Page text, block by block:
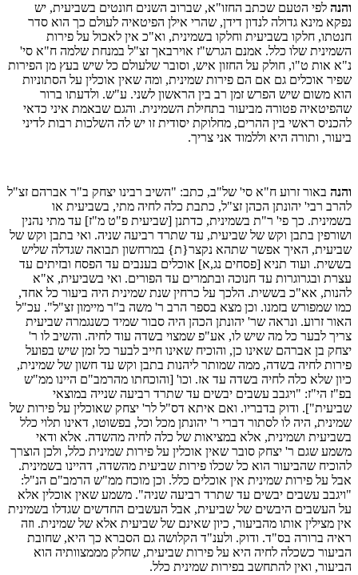
והנה לפי הטעם שכתב החזו"א, שברוב השנים חונטים בשביעית, יש
נפקא מינא גדולה לנדון דידן, שהרי אילן הפיטאיה לעולם כך הוא סדר
חנטתו, חלקו בשביעית וחלקו בשמינית, וא"כ אין לאכול על פירות
השמינית שלו כלל. אמנם הגרש"ז אוירבאך זצ"ל במנחת שלמה ח"א סי'
נ"א אות ט"ו, חולק על החזון איש, וסובר שלעולם כל שיש בעץ מן הפירות
שפיר אוכלים גם אם הם פירות שמינית, ומה שאין אוכלין על הסתוניות
הוא משום שיש הפרש זמן רב בין הראשון לשני. ע"ש. ולדעתו ברור
שהפיטאיה פטורה מביעור בתחילת השמינית. והגם שבאמת איני כדאי
להכניס ראשי בין ההרים, מחלוקת יסודית זו יש לה השלכות רבות לדיני
ביעור, ותורה היא וללמוד אני צריך.
והנה באור זרוע ח"א סי' של"ב, כתב: "השיב רבינו יצחק ב"ר אברהם זצ"ל
להרב רבי' יהונתן הכהן זצ"ל, כתבת כלה לחיה מתי, בשביעית או
בשמינית. כך פי' ר"ת בשמינית, כדתנן [שביעית פ"ט מ"ז] עד מתי נהנין
ושורפין בתבן וקש של שביעית, עד שתרד רביעה שניה. ואי בתבן וקש של
שביעית, האיך אפשר שתהא נקצר{ת} במרחשון תבואה שגדלה שליש
בששית. ועוד תניא [פסחים נג,א] אוכלים בענבים עד הפסח ובזיתים עד
עצרת ובגרוגרות עד חנוכה ובתמרים עד הפורים. ואי בשביעית, א"א
להנות, אא"כ בששית. הלכך על כרחין שנת שמינית היה ביעור כל אחד,
כמו שמפורש בזמנו. וכן מצא בספר הרב ר' משה ב"ר מיימון זצ"ל". עכ"ל
האור זרוע. ונראה שר' יהונתן הכהן היה סבור שמיד כשנגמרה שביעית
צריך לבער כל מה שיש לו, אע"פ שמצוי בשדה עוד לחיה. והשיב לו ר'
יצחק בן אברהם שאינו כן, והוכיח שאינו חייב לבער כל זמן שיש בפועל
פירות לחיה בשדה, ממה שמותר ליהנות בתבן וקש עד חשון של שמינית,
כיון שלא כלה לחיה בשדה עד אז. וכו' [והוכחתו מהרמב"ם היינו ממ"ש
בפ"ז הי"ז: "ויגבב עשבים יבשים עד שתרד רביעה שנייה במוצאי
שביעית"]. ודוק בדבריו. ואם איתא דס"ל לר' יצחק שאוכלין על פירות של
שמינית, היה לו לסתור דברי ר' יהונתן מכל וכל, בפשוטו, דאינו תלוי כלל
בשביעית ושמינית, אלא במציאות של כלה לחיה מהשדה. אלא ודאי
משמע שגם ר' יצחק סובר שאין אוכלין על פירות שמינית כלל, ולכן הוצרך
להוכיח שהביעור הוא כל שכלו פירות שביעית מהשדה, דהיינו בשמינית.
אבל על פירות שמינית אין אוכלים כלל. וכן מוכח ממ"ש הרמב"ם הנ"ל:
"ויגבב עשבים יבשים עד שתרד רביעה שניה". משמע שאין אוכלין אלא
על העשבים היבשים של שביעית, אבל העשבים החדשים שגדלו בשמינית
אין מצילין אותו מהביעור, כיון שאינם של שביעית אלא של שמינית. וזה
ראיה ברורה בס"ד. ודוק. ולענ"ד הקלושה גם הסברא כך היא, שחובת
הביעור כשכלה לחיה היא על פירות שביעית, שחלק מממצוותיה הוא
הביעור, ואין להתחשב בפירות שמינית כלל.